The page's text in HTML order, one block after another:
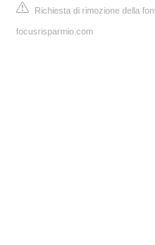
Richiesta di rimozione della
focusrisparmio.com